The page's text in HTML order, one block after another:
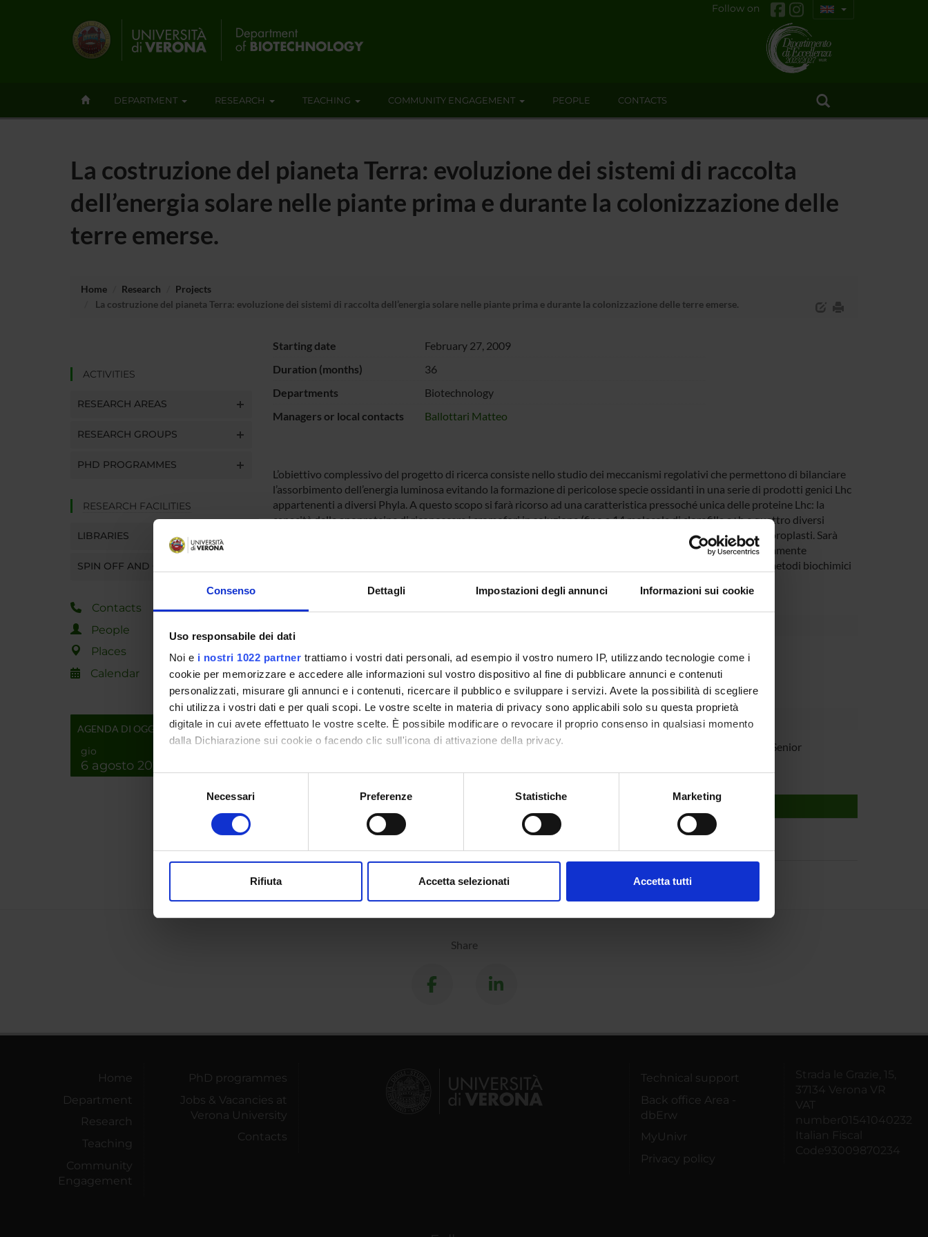
Consenso Dettagli Impostazioni degli annunci Informazioni sui cookie
Uso responsabile dei dati
Noi e i nostri 1022 partner trattiamo i vostri dati personali, ad esempio il vostro numero IP, utilizzando tecnologie come i
cookie per memorizzare e accedere alle informazioni sul vostro dispositivo al fine di pubblicare annunci e contenuti
personalizzati, misurare gli annunci e i contenuti, ricercare il pubblico e sviluppare i servizi. Avete la possibilità di scegliere
chi utilizza i vostri dati e per quali scopi. Le vostre scelte in materia di privacy sono applicabili solo su questa proprietà
digitale in cui avete effettuato le vostre scelte. È possibile modificare o revocare il proprio consenso in qualsiasi momento
dalla Dichiarazione sui cookie o facendo clic sull'icona di attivazione della privacy.
Con il tuo consenso, vorremmo anche:
raccogliere informazioni sulla tua posizione geografica, con un'approssimazione di qualche metro,
digitali).
modificare o ritirare il tuo consenso in qualsiasi momento dalla Dichiarazione sui cookie.
Selezione
Necessari Preferenze Statistiche Marketing
Rifiuta Accetta selezionati Accetta tutti
Follow on
DEPARTMENT RESEARCH TEACHING COMMUNITY ENGAGEMENT PEOPLE CONTACTS
La costruzione del pianeta Terra: evoluzione dei sistemi di raccolta
dell’energia solare nelle piante prima e durante la colonizzazione delle
terre emerse.
Home Research
Projects
La costruzione del pianeta Terra: evoluzione dei sistemi di raccolta dell’energia solare nelle piante prima e durante la colonizzazione delle terre emerse.
ACTIVITIES
RESEARCH AREAS
RESEARCH GROUPS
PHD PROGRAMMES
RESEARCH FACILITIES
LIBRARIES
SPIN OFF AND COMPANIES
Contacts
People
Places
Calendar
AGENDA DI OGGI
gio
6 agosto 2026
Starting date
February 27, 2009
Duration (months)
36
Departments
Biotechnology
Managers or local contacts
Ballottari Matteo
L’obiettivo complessivo del progetto di ricerca consiste nello studio dei meccanismi regolativi che permettono di bilanciare
l’assorbimento dell’energia luminosa evitando la formazione di pericolose specie ossidanti in una serie di prodotti genici Lhc
appartenenti a diversi Phyla. A questo scopo si farà ricorso ad una caratteristica pressoché unica delle proteine Lhc: la
capacità delle apoproteine di riconoscere i cromofori in soluzione (fino a 14 molecole di clorofilla a+b e quattro diversi
carotenoidi) e ripiegarsi a formare oloproteine indistinguibili da quelle che possono essere purificate dai cloroplasti. Sarà
quindi possibile ottenere numerose proteine a partire dalle sequenze geniche di diversi organismi evolutivamente
significativi attraverso la loro sovra-espressione in batteri e studiare le loro caratteristiche funzionali con metodi biochimici
FIRB VALUTATO
POSITIVAMENTE
Funds:assigned and managed by the department
PROJECT PARTICIPANTS
Matteo Ballottari Full Professor Studioso Senior
Biotecnologie vegetali
Share
Home
Department
Research
Teaching
Community
Engagement
PhD programmes
Jobs & Vacancies at
Verona University
Contacts
Technical support
Back office Area -
dbErw
MyUnivr
Privacy policy
Strada le Grazie, 15,
37134 Verona VR
VAT
number01541040232
Italian Fiscal
Code93009870234